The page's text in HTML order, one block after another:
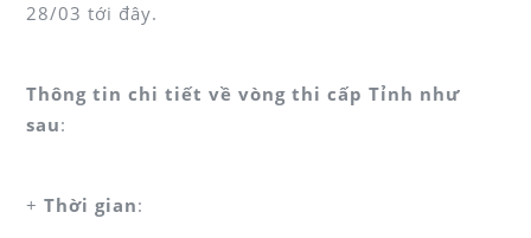
28/03 tới đây.
Thông tin chi tiết về vòng thi cấp Tỉnh như
sau:
+ Thời gian: